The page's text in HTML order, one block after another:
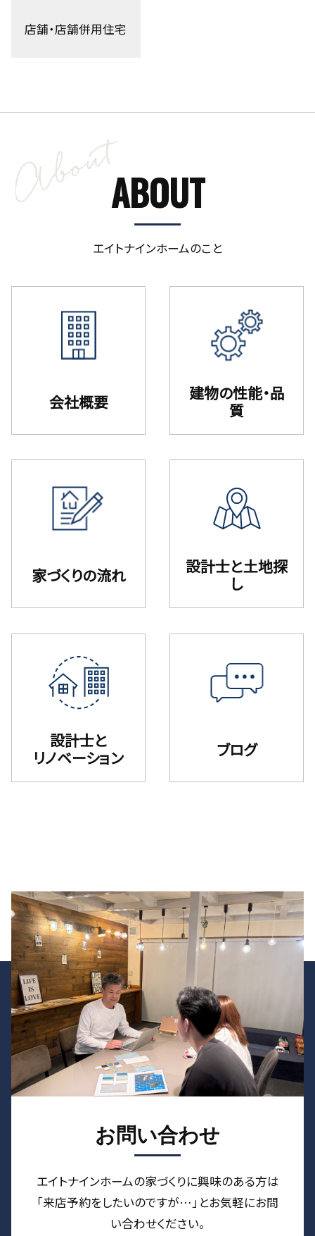
店舗・店舗併用住宅
ABOUT
エイトナインホームのこと
会社概要
建物の性能・品
質
家づくりの流れ
設計⼠と⼟地探
し
設計士と
リノベーション
ブログ
お問い合わせ
エイトナインホームの家づくりに興味のある⽅は
「来店予約をしたいのですが…」とお気軽にお問
い合わせください。